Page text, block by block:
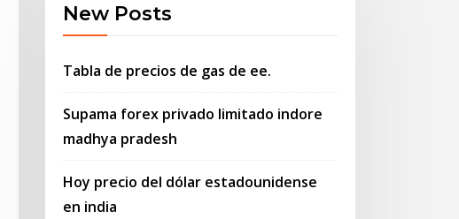
New Posts
Tabla de precios de gas de ee.
Supama forex privado limitado indore
madhya pradesh
Hoy precio del dólar estadounidense
en india